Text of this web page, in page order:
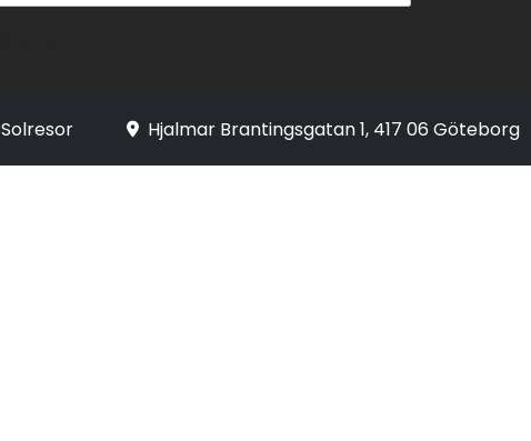
Solresor Hjalmar Brantingsgatan 1, 417 06 Göteborg